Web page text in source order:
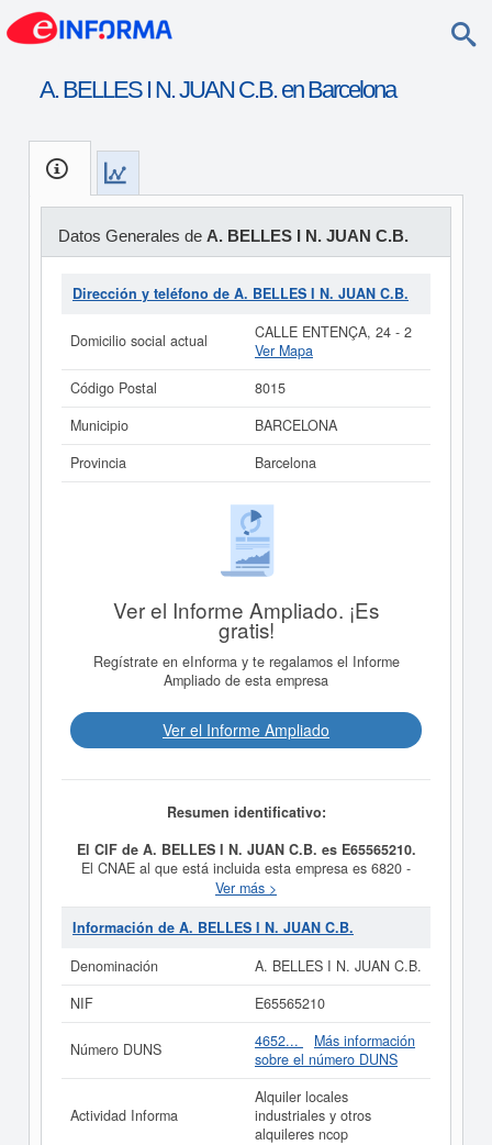
A. BELLES I N. JUAN C.B. en Barcelona
Datos Generales de A. BELLES I N. JUAN C.B.
Dirección y teléfono de A. BELLES I N. JUAN C.B.
Domicilio social actual
CALLE ENTENÇA, 24 - 2
Ver Mapa
Código Postal
8015
Municipio
BARCELONA
Provincia
Barcelona
Ver el Informe Ampliado. ¡Es
gratis!
Regístrate en eInforma y te regalamos el Informe
Ampliado de esta empresa
Ver el Informe Ampliado
Resumen identificativo:
El CIF de A. BELLES I N. JUAN C.B. es E65565210.
El CNAE al que está incluida esta empresa es 6820 -
Alquiler de bienes inmobiliarios por cuenta propia. El
número SIC asociado paraA. BELLES I N. JUAN C.B.
es el 65190000. La empresaA. BELLES I N. JUAN
total de consultas de 4. Para informase a qué
realizarlo aquí mismo.
Si está interesado en conocer más datos de la empresa
A. BELLES I N. JUAN C.B. puedeacceder
inmediatamente a este Informe ampliadode A. BELLES
I N. JUAN C.B. y consultar los resultados de sus años
de actividad, así como los balances y cuentas de
resultados disponibles.
Ver más >
Información de A. BELLES I N. JUAN C.B.
Denominación
A. BELLES I N. JUAN C.B.
NIF
E65565210
Número DUNS 4652...
Más información
sobre el número DUNS
Actividad Informa
Alquiler locales
industriales y otros
alquileres ncop